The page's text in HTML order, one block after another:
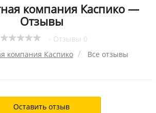
компания Каспико —
Отзывы
- Отзывы 0
компания Каспико
Все отзывы
Оставить отзыв